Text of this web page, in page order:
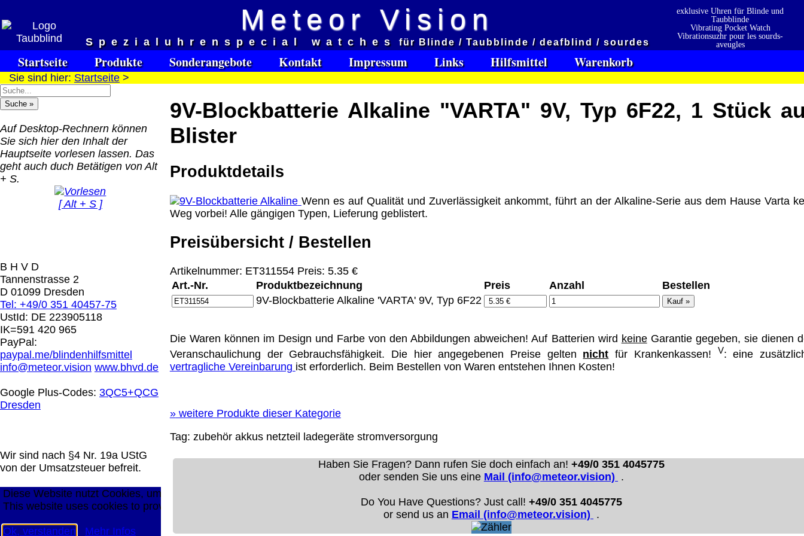
Meteor Vision
Spezialuhrenspecial watches
für Blinde / Taubblinde / deafblind / sourdes
exklusive Uhren für Blinde und
Taubblinde
Vibrating Pocket Watch
Vibrationsuzhr pour les sourds-
aveugles
Vibrationsuzhr para sordo-ciego
Startseite Produkte Sonderangebote Kontakt Impressum Links Hilfsmittel Warenkorb
Sie sind hier: Startseite >
Auf Desktop-Rechnern können
Sie sich hier den Inhalt der
Hauptseite vorlesen lassen. Das
geht auch duch Betätigen von Alt
+ S.
[ Alt + S ]
B H V D
Tannenstrasse 2
D 01099 Dresden
Tel: +49/0 351 40457-75
UstId: DE 223905118
IK=591 420 965
PayPal:
paypal.me/blindenhilfsmittel
info@meteor.vision www.bhvd.de
Google Plus-Codes: 3QC5+QCG
Dresden
Wir sind nach §4 Nr. 19a UStG
von der Umsatzsteuer befreit.
9V-Blockbatterie Alkaline "VARTA" 9V, Typ 6F22, 1 Stück
Blister
Produktdetails
Wenn es auf Qualität und Zuverlässigkeit ankommt, führt an der Alkaline-Serie aus dem Hause Varta
Weg vorbei! Alle gängigen Typen, Lieferung geblistert.
Preisübersicht / Bestellen
Artikelnummer: ET311554 Preis: 5.35 €
Art.-Nr.
Produktbezeichnung Preis Anzahl
Bestellen
9V-Blockbatterie Alkaline 'VARTA' 9V, Typ 6F22
Die Waren können im Design und Farbe von den Abbildungen abweichen! Auf Batterien wird keineGarantie gegeben, sie dienen
Veranschaulichung der Gebrauchsfähigkeit. Die hier angegebenen Preise gelten nicht für Krankenkassen! V: eine
vertragliche Vereinbarung ist erforderlich. Beim Bestellen von Waren entstehen Ihnen Kosten!
»weitere Produkte dieser Kategorie
Tag: zubehörakkusnetzteil ladegerätestromversorgung
Haben Sie Fragen? Dann rufen Sie doch einfach an! +49/0 351 4045775
oder senden Sie uns eine Mail (info@meteor.vision) .
Do You Have Questions? Just call! +49/0 351 4045775
or send us an Email (info@meteor.vision) .
QR Code:
Versandkosten DHL Standard
bis 5kg
Deutschland Vorkasse:
6.95 €
Deutschland PayPal: 6.95
Vorkasse: 20.00 €
EU (inkl. Schweiz)
Der Versand erfolgt als
Selbstabholung vom Büro
0.00 €
Software Download only
Lizenzschlüssel und die Rechnung / Lieferschein. Sie erhalten also
keinen Datenträger.
Die in diesem Dokument genannten Warenzeichen sind Eigentum der jeweiligen Firmen. Preisänderungen, Irrtümer und
technische Änderungen vorbehalten.
letzte Änderung: 14. September 2025 Blinden Hilfsmittel Vertrieb Dresden,
Mit einem Urteil vom 12.05.1998 - 312 O 85/98 - Haftung für Links hat das Landgericht Hamburg entschieden, dass man durch
die Anbringung eines Links, die Inhalte der gelinkten Seite ggf. mit zu verantworten hat. Dieses kann nur dadurch verhindert
werden, dass man sich ausdrücklich von diesen Inhalten distanziert. Hiermit distanzieren wir uns ausdrücklich von allen Inhalten,
aller gelinkten Seiten auf unserer Homepage und machen uns diese Inhalte nicht zu eigen. Diese Erklärung gilt für alle auf
unserer Homepage angebrachten Links.
http://ec.europa.eu/consumers/odr/Unsere E-Mailadresse lautet:info@meteor.vision.
Seitenanfang
Impressum AGB
Präqualifizierungszertifikat »
2026
große Anzeige Schließen X
Diese Website nutzt Cookies, um bestmögliche Funktionalität bieten zu können.
This website uses cookies to provide the best possible functionality.
Ok, verstanden Mehr Infos